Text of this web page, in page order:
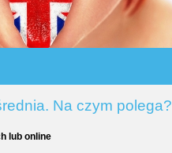
Na czym polega?
lub online